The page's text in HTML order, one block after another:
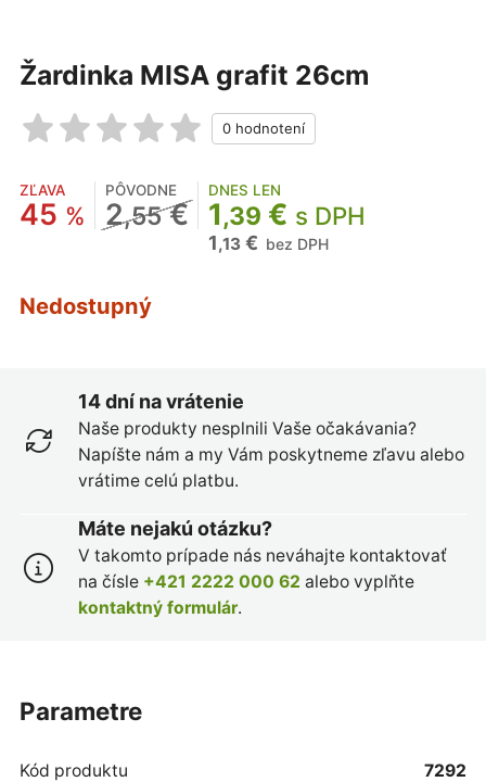
Žardinka MISA grafit 26cm
ZĽAVA
45 %
PÔVODNE
2,55€
DNES LEN
1,39 € s DPH
1,13€ bez DPH
Nedostupný
14 dní na vrátenie
Naše produkty nesplnili Vaše očakávania?
Napíšte nám a my Vám poskytneme zľavu alebo
vrátime celú platbu.
Máte nejakú otázku?
V takomto prípade nás neváhajte kontaktovať
na čísle +421 2222 000 62 alebo vyplňte
kontaktný formulár.
parametre
Kód produktu 7292